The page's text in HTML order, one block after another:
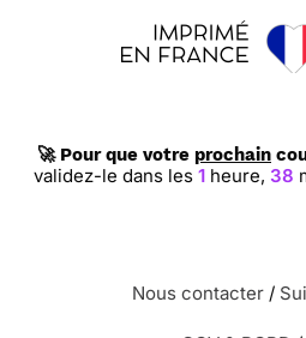
🚀 Pour que votre prochain
validez-le dans les 1 heure, 38
Nous contacter /